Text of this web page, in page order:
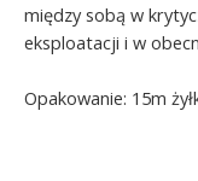
między sobą w
eksploatacji i w
Opakowanie: 15m